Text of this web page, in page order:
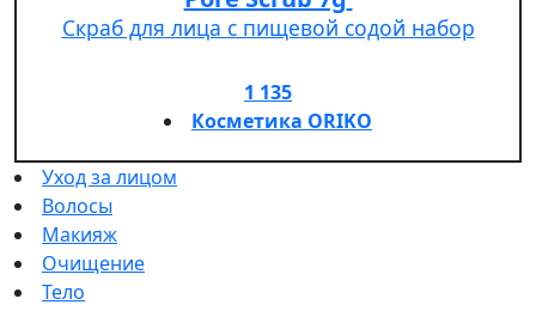
Скраб для лица с пищевой содой набор
1 135
Косметика ORIKO
Уход за лицом
Волосы
Макияж
Очищение
Тело